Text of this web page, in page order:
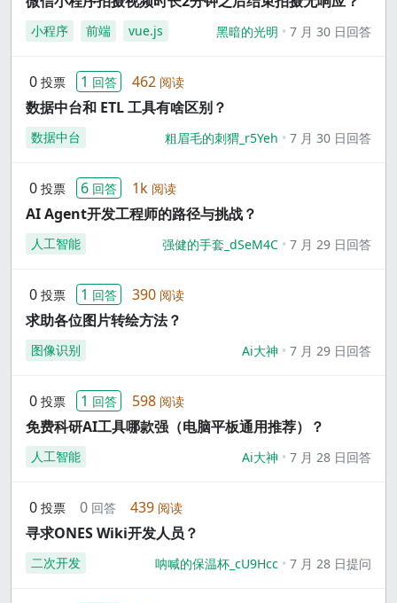
小程序 前端 vue.js 黑暗的光明 7 月 30 日回答
0 投票 1 回答 462 阅读
数据中台和 ETL 工具有啥区别？
数据中台 粗眉毛的刺猬_r5Yeh 7 月 30 日回答
0 投票 6 回答 1k 阅读
AI Agent开发工程师的路径与挑战？
人工智能 强健的手套_dSeM4C 7 月 29 日回答
0 投票 1 回答 390 阅读
求助各位图片转绘方法？
图像识别 Ai大神 7 月 29 日回答
0 投票 1 回答 598 阅读
免费科研AI工具哪款强（电脑平板通用推荐）？
人工智能 Ai大神 7 月 28 日回答
0 投票 0 回答 439 阅读
寻求ONES Wiki开发人员？
二次开发 呐喊的保温杯_cU9Hcc 7 月 28 日提问